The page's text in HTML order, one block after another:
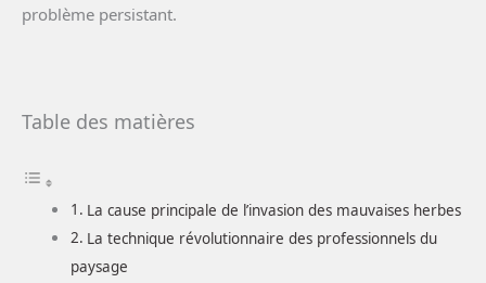
problème persistant.
Table des matières
La cause principale de l’invasion des mauvaises herbes
La technique révolutionnaire des professionnels du
paysage